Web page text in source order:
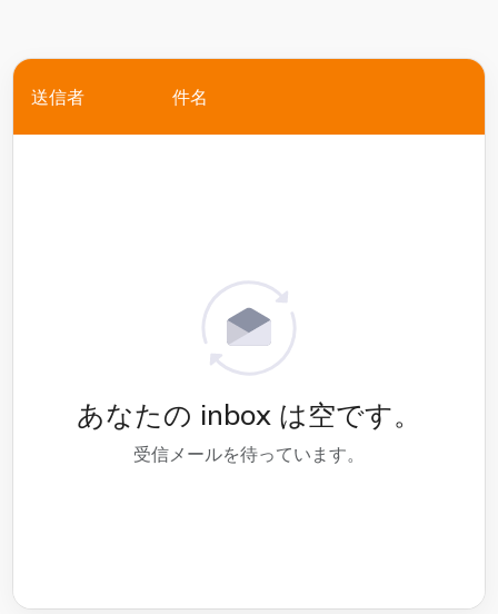
送信者 件名
あなたの inbox は空です。
受信メールを待っています。